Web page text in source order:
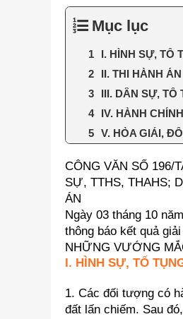
Mục lục
I. HÌNH SỰ, TỐ
II. THI HÀNH
III. DÂN SỰ, TỐ
IV. HÀNH CHÍNH
V. HÒA GIẢI,
CÔNG VĂN SỐ 196/
SỰ, TTHS, THAHS;
ÁN
Ngày 03 tháng 10
thông báo kết quả
NHỮNG VƯỚNG
I. HÌNH SỰ, TỐ
1. Các đối tượng có
đất lấn chiếm. Sau